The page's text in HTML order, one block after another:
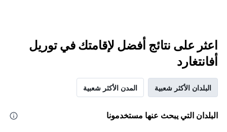
اعثر على نتائج أفضل لإقامتك في توريل
أفانتغارد
البلدان الأكثر شعبية المدن الأكثر شعبية
البلدان التي يبحث عنها مستخدمونا